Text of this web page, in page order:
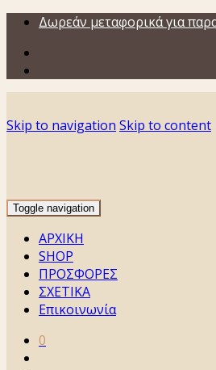
Δωρεάν μεταφορικά για
Skip to navigation Skip to content
Toggle navigation
ΑΡΧΙΚΗ
SHOP
ΠΡΟΣΦΟΡΕΣ
ΣΧΕΤΙΚΑ
Επικοινωνία
0